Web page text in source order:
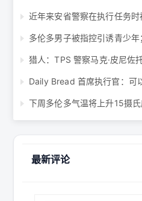
近年来安省警察在执行任务时
多伦多男子被指控引诱青少
下周多伦多气温将上升15摄
最新评论